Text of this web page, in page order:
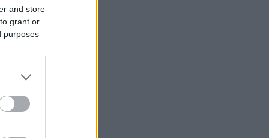
and store
grant or
purposes